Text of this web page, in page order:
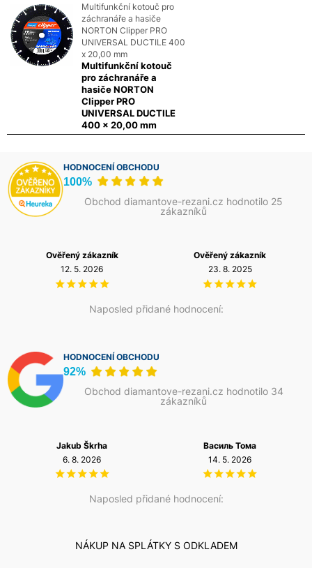
Multifunkční kotouč pro
záchranáře a hasiče
NORTON Clipper PRO
UNIVERSAL DUCTILE 400
x 20,00 mm
Multifunkční kotouč
pro záchranáře a
hasiče NORTON
Clipper PRO
UNIVERSAL DUCTILE
400 x 20,00 mm
HODNOCENÍ OBCHODU
100%
Obchod diamantove-rezani.cz hodnotilo 25
zákazníků
Naposled přidané hodnocení:
Ověřený zákazník
12. 5. 2026
Ověřený zákazník
23. 8. 2025
HODNOCENÍ OBCHODU
92%
Obchod diamantove-rezani.cz hodnotilo 34
zákazníků
Naposled přidané hodnocení:
Jakub Škrha
6. 8. 2026
Василь Тома
14. 5. 2026
NÁKUP NA SPLÁTKY S ODKLADEM